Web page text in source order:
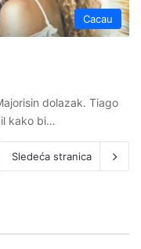
Cacau
dolazak. Tiago
kako bi…
Sledeća stranica